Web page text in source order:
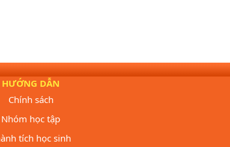
HƯỚNG DẪN
Chính sách
Nhóm học tập
tích học sinh